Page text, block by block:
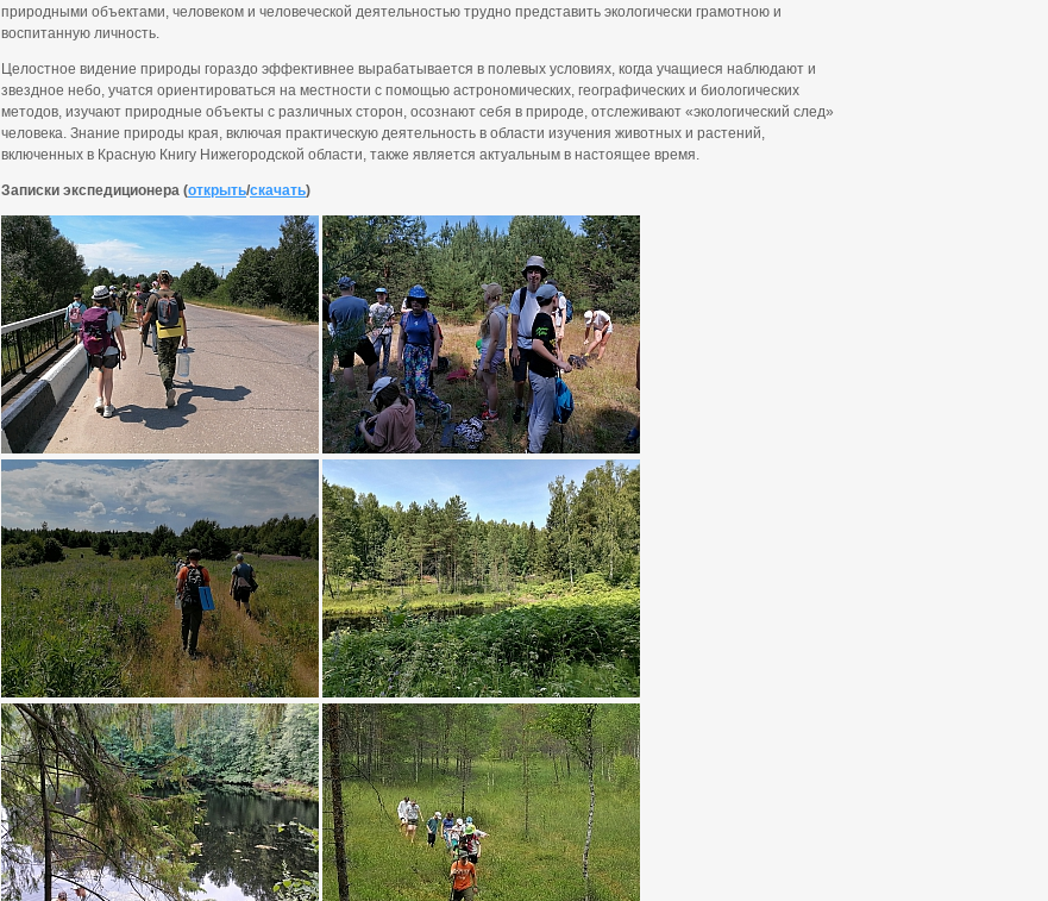
природными объектами, человеком и человеческой деятельностью трудно представить экологически грамотною и
воспитанную личность.
Целостное видение природы гораздо эффективнее вырабатывается в полевых условиях, когда учащиеся наблюдают и
звездное небо, учатся ориентироваться на местности с помощью астрономических, географических и биологических
методов, изучают природные объекты с различных сторон, осознают себя в природе, отслеживают «экологический след»
человека. Знание природы края, включая практическую деятельность в области изучения животных и растений,
включенных в Красную Книгу Нижегородской области, также является актуальным в настоящее время.
Записки экспедиционера (открыть/скачать)